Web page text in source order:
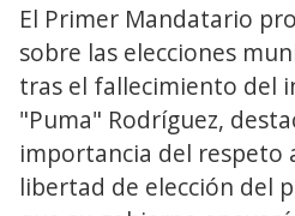
El Primer Mandatario
sobre las elecciones
tras el fallecimiento del
"Puma" Rodríguez,
importancia del respeto
libertad de elección del